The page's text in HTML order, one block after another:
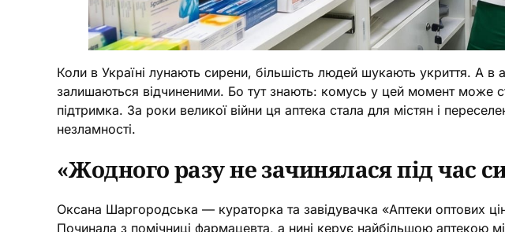
Коли в Україні лунають сирени, більшість людей шукають укриття. А
залишаються відчиненими. Бо тут знають: комусь у цей момент може
підтримка. За роки великої війни ця аптека стала для містян і
незламності.
«Жодного разу не зачинялася під час
Оксана Шаргородська — кураторка та завідувачка «Аптеки оптових
Починала з помічниці фармацевта, а нині керує найбільшою